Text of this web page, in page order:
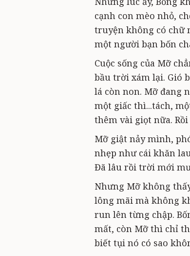
cạnh con mèo nhỏ,
truyện không có chữ
một người bạn bốn
Cuộc sống của Mỡ
bầu trời xám lại. Gió
lá còn non. Mỡ đang
một giấc thì...tách,
thêm vài giọt nữa.
Mỡ giật nảy mình,
nhẹp như cái khăn
Đã lâu rồi trời mới
Nhưng Mỡ không
lông mãi mà không
run lên từng chập.
mất, còn Mỡ thì chỉ
biết tụi nó có sao